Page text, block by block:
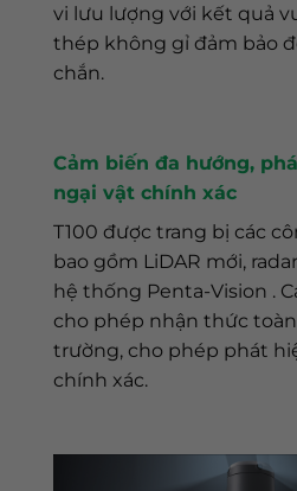
vi lưu lượng với kết quả
thép không gỉ đảm bảo
chắn.
Cảm biến đa hướng,
ngại vật chính xác
T100 được trang bị các
bao gồm LiDAR mới,
hệ thống Penta-Vision .
cho phép nhận thức
trường, cho phép phát
chính xác.